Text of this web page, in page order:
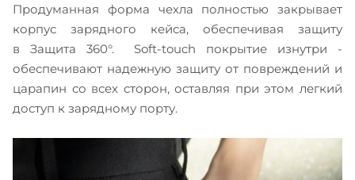
Продуманная форма чехла полностью закрывает
корпус зарядного кейса, обеспечивая защиту
в Защита 360°. Soft-touch покрытие изнутри -
обеспечивают надежную защиту от повреждений и
царапин со всех сторон, оставляя при этом легкий
доступ к зарядному порту.